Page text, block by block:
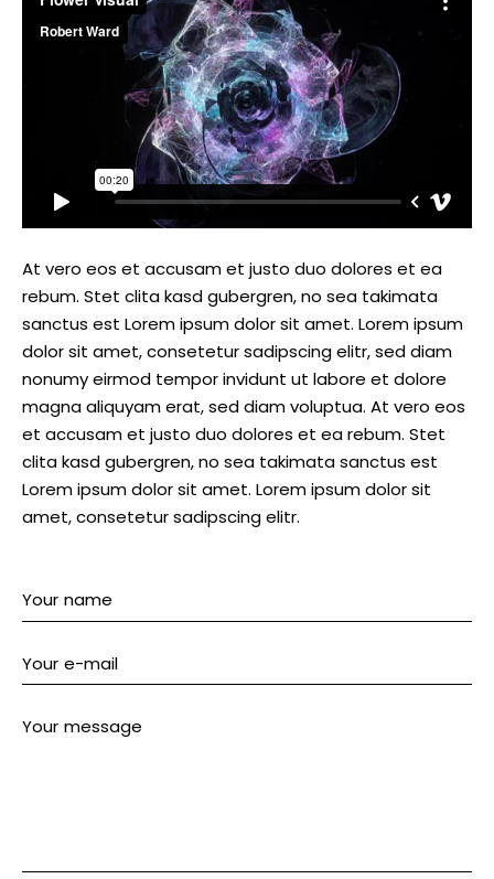
At vero eos et accusam et justo duo dolores et ea
rebum. Stet clita kasd gubergren, no sea takimata
sanctus est Lorem ipsum dolor sit amet. Lorem ipsum
dolor sit amet, consetetur sadipscing elitr, sed diam
nonumy eirmod tempor invidunt ut labore et dolore
magna aliquyam erat, sed diam voluptua. At vero eos
et accusam et justo duo dolores et ea rebum. Stet
clita kasd gubergren, no sea takimata sanctus est
Lorem ipsum dolor sit amet. Lorem ipsum dolor sit
amet, consetetur sadipscing elitr.